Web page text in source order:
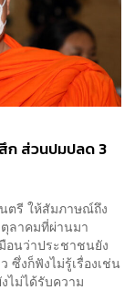
ก ส่วนปมปลด 3
ตรี ให้สัมภาษณ์ถึง
ลาคม​ที่ผ่านมา
อนว่าประชาชนยัง
ซึ่งก็ฟังไม่รู้เรื่อง​เช่น
ไม่ได้รับความ